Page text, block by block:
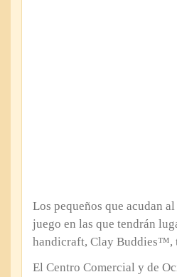
Los pequeños que acudan
juego en las que tendrán
handicraft, Clay Buddies™,
El Centro Comercial y de